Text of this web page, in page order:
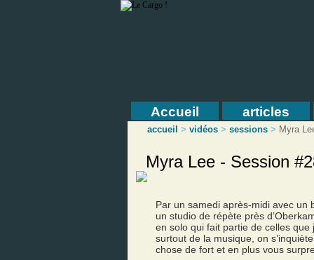
Accueil articles
accueil > vidéos > sessions > Myra
Myra Lee - Session
Par un samedi après-midi avec un
un studio de répète près
en solo qui fait partie de celles
surtout de la musique, on
chose de fort et en plus vous